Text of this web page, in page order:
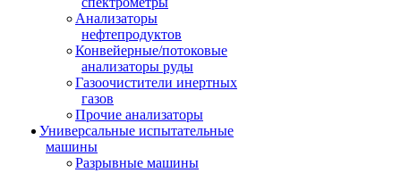
Анализаторы
нефтепродуктов
Конвейерные/потоковые
анализаторы руды
Газоочистители инертных
газов
Прочие анализаторы
Универсальные испытательные
машины
Разрывные машины